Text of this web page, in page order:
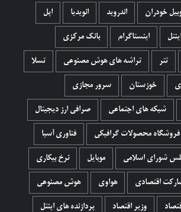
خودران اندروید انویدیا اپل
اینتل اینستاگرام بانک مرکزی
تتر تراشه های هوش مصنوعی تسلا
خوزستان سرور مجازی
شبکه های اجتماعی صرافی ارز دیجیتال
فروشگاه محصولات گرافيکی فناوری آسیا
شورای اسلامی موبایل نرخ بیکاری
اقتصادی هواوی هوش مصنوعی
وزیر اقتصاد پردازنده های اینتل